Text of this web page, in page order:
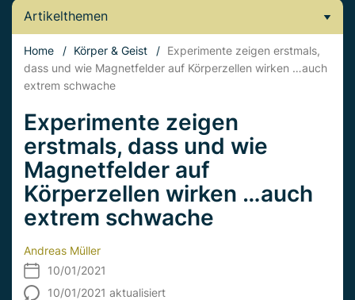
Artikelthemen
Home / Körper & Geist / Experimente zeigen erstmals,
dass und wie Magnetfelder auf Körperzellen wirken …auch
extrem schwache
Experimente zeigen
erstmals, dass und wie
Magnetfelder auf
Körperzellen wirken …auch
extrem schwache
Andreas Müller
10/01/2021
10/01/2021 aktualisiert